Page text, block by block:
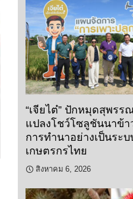
“เจียไต๋” ปักหมุดสุพรร
แปลงโชว์โซลูชันนาข้า
การทำนาอย่างเป็นระ
เกษตรกรไทย
สิงหาคม 6, 2026